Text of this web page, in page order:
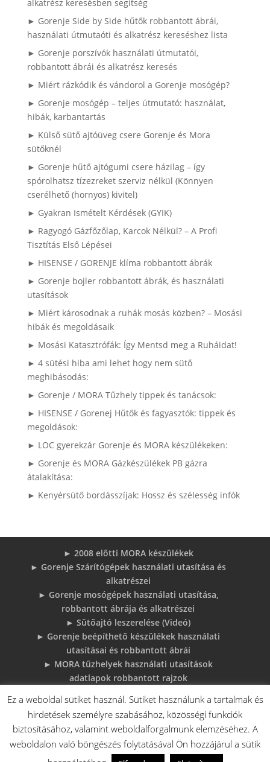
alkatrész keresésben segítség
► Gorenje Side by Side hűtők robbantott ábrái,
használati útmutaóti és alkatrész kereséshez lista
► Gorenje porszívók használati útmutatói,
robbantott ábrái és alkatrész keresés
► Miért rázkódik és vándorol a Gorenje mosógép?
► Gorenje mosógép – teljes útmutató: használat,
hibák, karbantartás
► Külső sütő ajtóüveg csere Gorenje és Mora
sütőknél
► Gorenje hűtő ajtógumi csere házilag – így
spórolhatsz tízezreket szerviz nélkül (Könnyen
cserélhető (hornyos) kivitel)
► Gyakran Ismételt Kérdések (GYIK)
► Ragyogó Gázfőzőlap, Karcok Nélkül? – A Profi
Tisztítás Első Lépései
► HISENSE / GORENJE klíma robbantott ábrák
► Gorenje bojler robbantott ábrák, és használati
utasítások
► Miért károsodnak a ruhák mosás közben? – Mosási
hibák és megoldásaik
► Mosási Katasztrófák: Így Mentsd meg a Ruháidat!
► 4 sütési hiba ami lehet hogy nem sütő
meghibásodás:
► Gorenje / MORA Tűzhely tippek és tanácsok:
► HISENSE / Gorenej Hűtők és fagyasztók: tippek és
megoldások:
► LOC gyerekzár Gorenje és MORA készülékeken:
► Gorenje és MORA Gázkészülékek PB gázra
átalakítása:
► Kenyérsütő bordásszíjak: Hossz és szélesség infók
► 2008 előtti MORA készülékek
► Gorenje Szárítógépek használati utasítása és
alkatrészei
► Gorenje mosógépek használati utasítása,
robbantott ábrája és alkatrészei
► Sütőajtó leszerelése (Videó)
► Gorenje beépíthető készülékek használati
utasításai és robbantott ábrái
► MORA tűzhelyek használati utasítások
adatlapok robbantott rajzok
megoldások
► 6 gyakori sütő hiba, és megoldások
♦Gorenje Háztartásigépek adattábláiról:
Ez a weboldal sütiket használ. Sütiket használunk a tartalmak és
hirdetések személyre szabásához, közösségi funkciók
biztosításához, valamint weboldalforgalmunk elemzéséhez. A
weboldalon való böngészés folytatásával Ön hozzájárul a sütik